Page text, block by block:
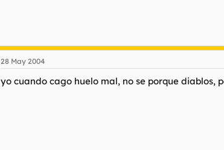
28 May 2004
yo cuando cago huelo mal, no se porque diablos,